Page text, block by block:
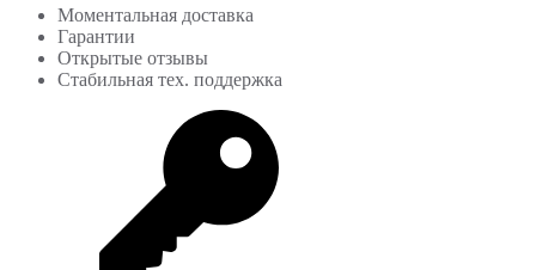
Моментальная доставка
Гарантии
Открытые отзывы
Стабильная тех. поддержка